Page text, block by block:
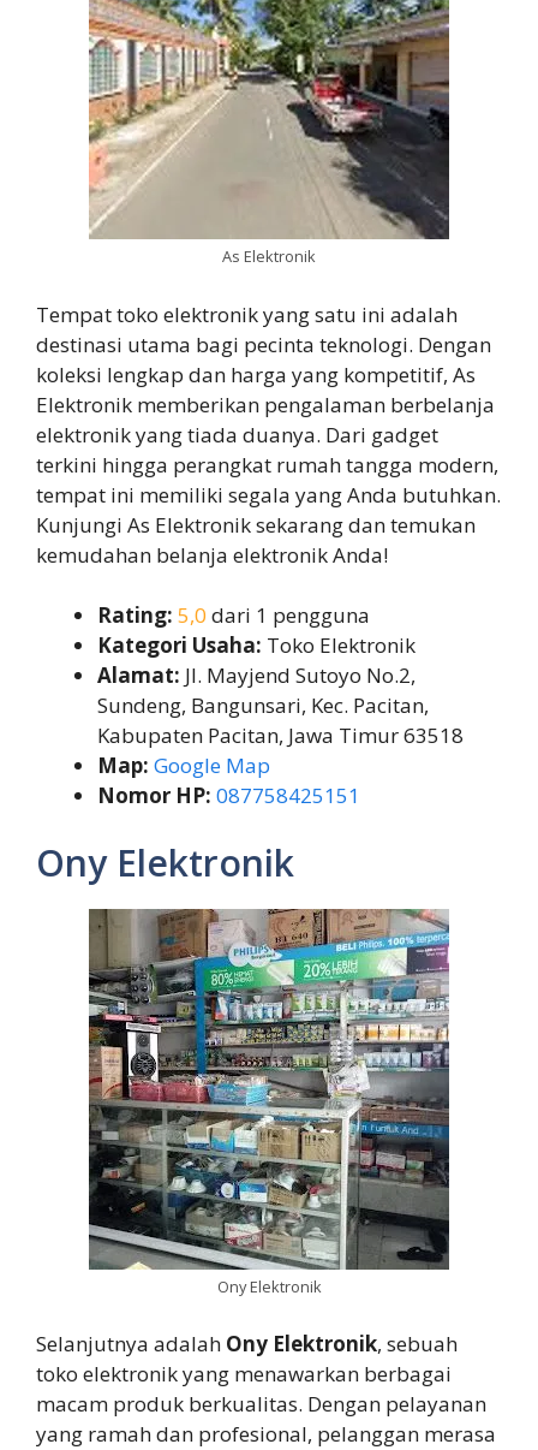
As Elektronik
Tempat toko elektronik yang satu ini adalah
destinasi utama bagi pecinta teknologi. Dengan
koleksi lengkap dan harga yang kompetitif, As
Elektronik memberikan pengalaman berbelanja
elektronik yang tiada duanya. Dari gadget
terkini hingga perangkat rumah tangga modern,
tempat ini memiliki segala yang Anda butuhkan.
Kunjungi As Elektronik sekarang dan temukan
kemudahan belanja elektronik Anda!
Rating: 5,0 dari 1 pengguna
Kategori Usaha: Toko Elektronik
Alamat: Jl. Mayjend Sutoyo No.2,
Sundeng, Bangunsari, Kec. Pacitan,
Kabupaten Pacitan, Jawa Timur 63518
Map: Google Map
Nomor HP: 087758425151
Ony Elektronik
Ony Elektronik
Selanjutnya adalah Ony Elektronik, sebuah
toko elektronik yang menawarkan berbagai
macam produk berkualitas. Dengan pelayanan
yang ramah dan profesional, pelanggan merasa